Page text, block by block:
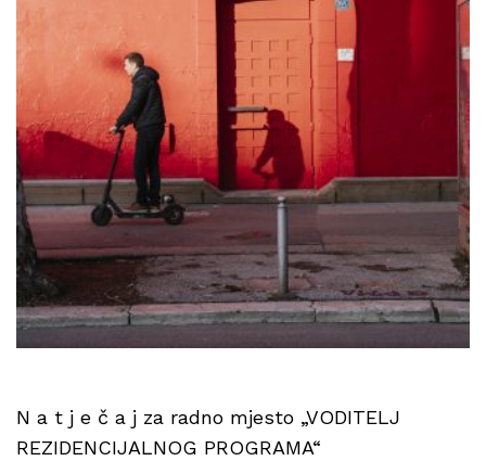
N a t j e č a j za radno mjesto „VODITELJ
REZIDENCIJALNOG PROGRAMA“